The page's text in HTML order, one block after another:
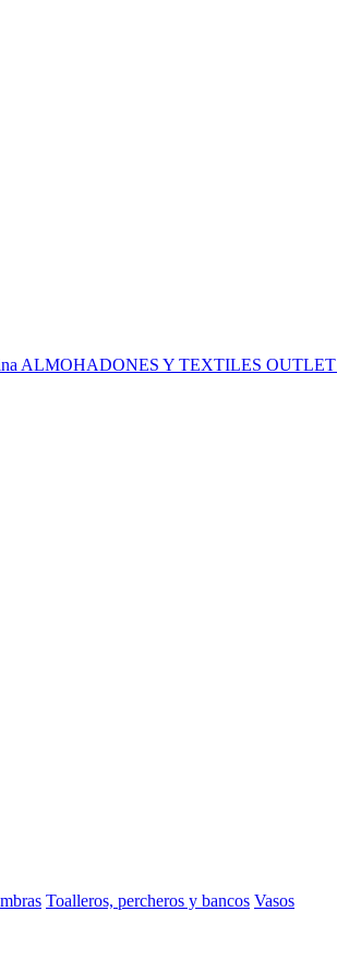
ALMOHADONES Y TEXTILES OUTLET
Toalleros, percheros y bancos Vasos